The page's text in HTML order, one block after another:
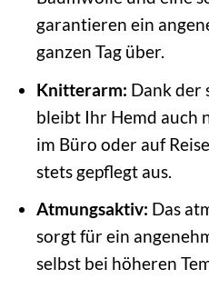
garantieren ein
ganzen Tag über.
Knitterarm: Dank der
bleibt Ihr Hemd auch
im Büro oder auf
stets gepflegt aus.
Atmungsaktiv: Das
sorgt für ein
selbst bei höheren